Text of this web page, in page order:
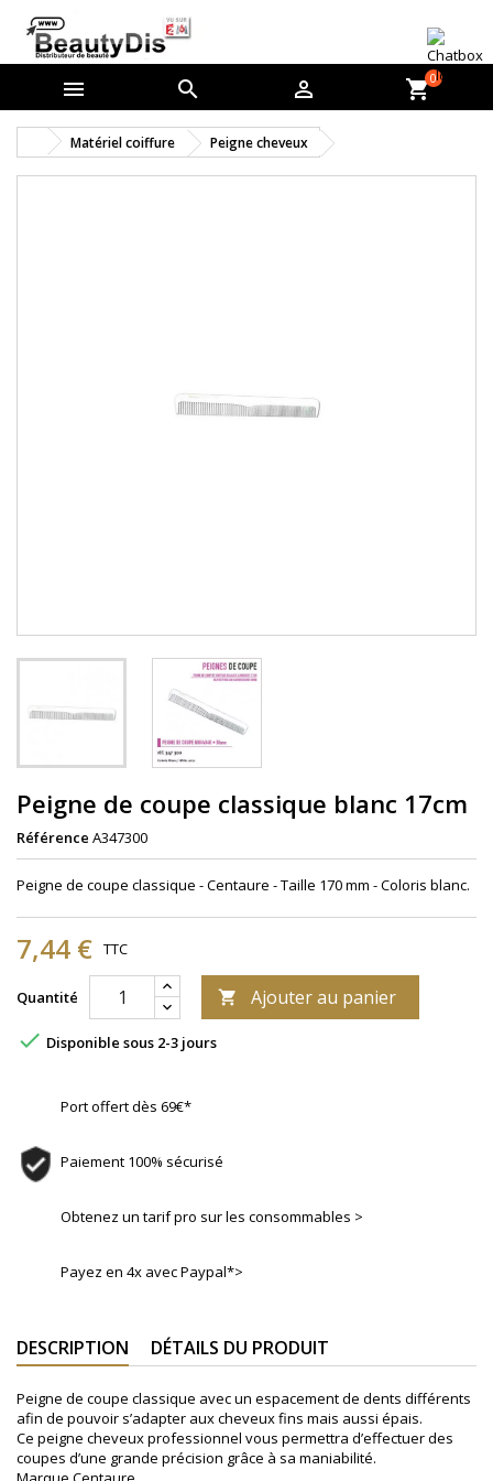
   shopping_cart0
Matériel coiffure Peigne cheveux
Peigne de coupe classique blanc 17cm
Référence A347300
Peigne de coupe classique - Centaure - Taille 170 mm - Coloris blanc.
7,44 € TTC
Quantité  Ajouter au panier
 Disponible sous 2-3 jours
Port offert dès 69€*
Paiement 100% sécurisé
Obtenez un tarif pro sur les consommables >
Payez en 4x avec Paypal*>
DESCRIPTION DÉTAILS DU PRODUIT
Peigne de coupe classique avec un espacement de dents différents
afin de pouvoir s’adapter aux cheveux fins mais aussi épais.
Ce peigne cheveux professionnel vous permettra d’effectuer des
coupes d’une grande précision grâce à sa maniabilité.